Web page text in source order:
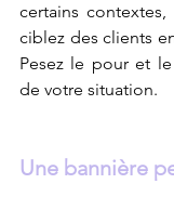
certains
ciblez des clients
Pesez le pour et
de votre situation.
Une bannière